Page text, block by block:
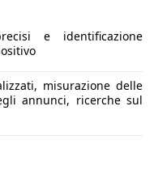
e identificazione
misurazione delle
annunci, ricerche sul